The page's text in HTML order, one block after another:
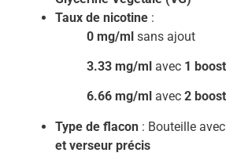
Taux de nicotine :
0 mg/ml sans ajout
3.33 mg/ml avec 1
6.66 mg/ml avec 2
Type de flacon : Bouteille avec
et verseur précis